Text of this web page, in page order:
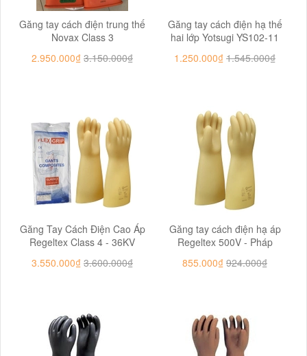
Găng tay cách điện trung thế
Novax Class 3
2.950.000₫ 3.150.000₫
Găng tay cách điện hạ thế
hai lớp Yotsugi YS102-11
1.250.000₫ 1.545.000₫
Găng Tay Cách Điện Cao Áp
Regeltex Class 4 - 36KV
3.550.000₫ 3.600.000₫
Găng tay cách điện hạ áp
Regeltex 500V - Pháp
855.000₫ 924.000₫